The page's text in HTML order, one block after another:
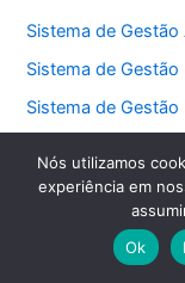
Sistema de
Sistema de Gestão
Sistema de
Sistema de
Sistema de Gestão
Sistema de
Nós utilizamos
experiência em
Ok